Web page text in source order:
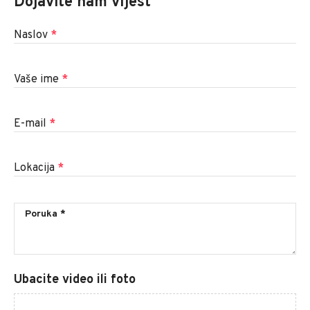
Naslov *
Vaše ime *
E-mail *
Lokacija *
Ubacite video ili foto